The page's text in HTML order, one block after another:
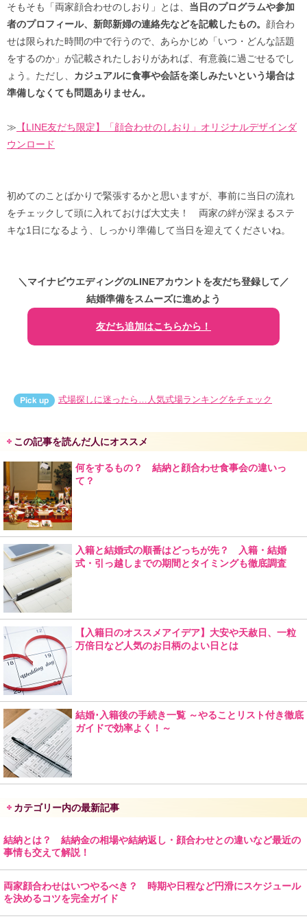
そもそも「両家顔合わせのしおり」とは、 当日のプログラムや参加
者のプロフィール、新郎新婦の連絡先などを記載したもの。 顔合わ
せは限られた時間の中で行うので、あらかじめ「いつ・どんな話題
をするのか」が記載されたしおりがあれば、有意義に過ごせるでし
ょう。ただし、 カジュアルに食事や会話を楽しみたいという場合は
準備しなくても問題ありません。
≫ 【LINE友だち限定】「顔合わせのしおり」オリジナルデザインダ
ウンロード
初めてのことばかりで緊張するかと思いますが、事前に当日の流れ
をチェックして頭に入れておけば大丈夫！ 両家の絆が深まるステ
キな1日になるよう、しっかり準備して当日を迎えてくださいね。
＼マイナビウエディングのLINEアカウントを友だち登録して／
結婚準備をスムーズに進めよう
友だち追加はこちらから！
式場探しに迷ったら…人気式場ランキングをチェック
この記事を読んだ人にオススメ
何をするもの？ 結納と顔合わせ食事会の違いっ
て？
入籍と結婚式の順番はどっちが先？ 入籍・結婚
式・引っ越しまでの期間とタイミングも徹底調査
【入籍日のオススメアイデア】大安や天赦日、一粒
万倍日など人気のお日柄のよい日とは
結婚･入籍後の手続き一覧 ～やることリスト付き徹底
ガイドで効率よく！～
カテゴリー内の最新記事
結納とは？ 結納金の相場や結納返し・顔合わせとの違いなど最近の
事情も交えて解説！
両家顔合わせはいつやるべき？ 時期や日程など円滑にスケジュール
を決めるコツを完全ガイド